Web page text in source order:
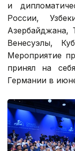
и
России,
Азербайджана,
Венесуэлы,
Мероприятие
принял на
Германии в